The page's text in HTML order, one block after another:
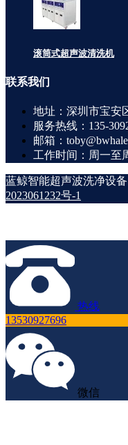
滚筒式超声波清洗机
联系我们
地址：深圳市宝安
服务热线：135-
邮箱：
工作时间：周一至
蓝鲸智能超声波洗净设
2023061232号-1
热线
13530927696
微信